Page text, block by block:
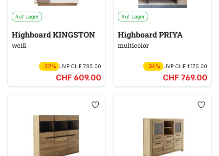
Auf Lager
Highboard KINGSTON
weiß
-22% UVP CHF 785.00
CHF 609.00
Auf Lager
Highboard PRIYA
multicolor
-34% UVPCHF 1’175.00
CHF 769.00